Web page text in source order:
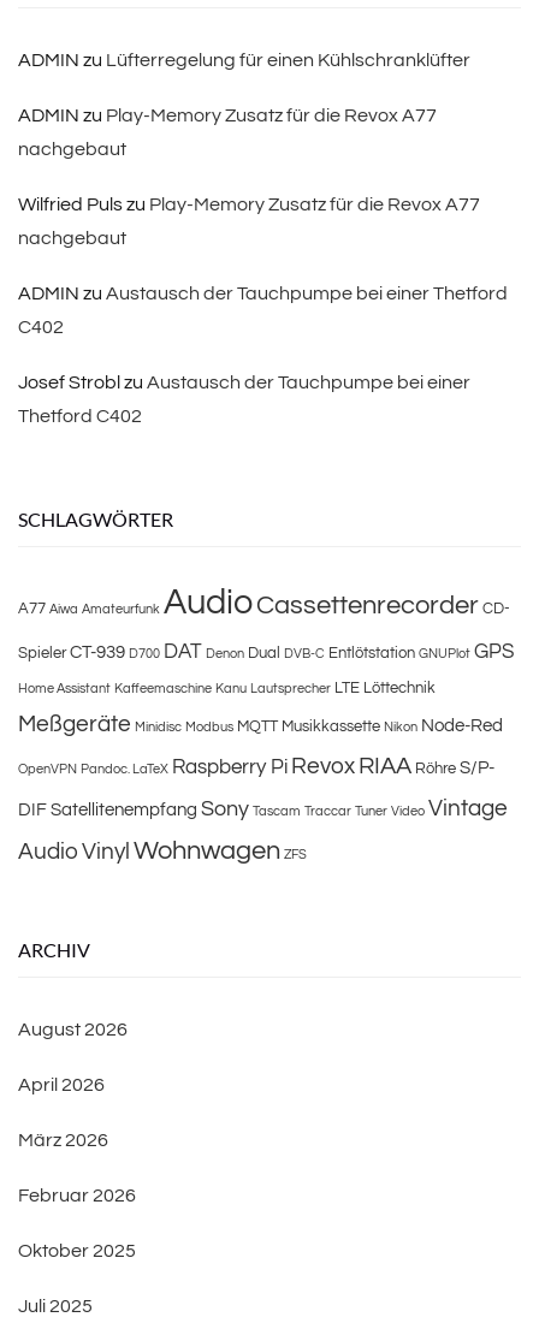
ADMIN zu Lüfterregelung für einen Kühlschranklüfter
ADMIN zu Play-Memory Zusatz für die Revox A77
nachgebaut
Wilfried Pulszu Play-Memory Zusatz für die Revox A77
nachgebaut
ADMIN zu Austausch der Tauchpumpe bei einer Thetford
C402
Josef Stroblzu Austausch der Tauchpumpe bei einer
Thetford C402
SCHLAGWÖRTER
A77 Aiwa Amateurfunk AudioCassettenrecorder CD-
Spieler CT-939 D700 DAT Denon Dual DVB-C Entlötstation GNUPlot GPS
Home Assistant Kaffeemaschine Kanu Lautsprecher LTE Löttechnik
Meßgeräte Minidisc Modbus MQTT Musikkassette Nikon Node-Red
OpenVPN Pandoc. LaTeX Raspberry Pi Revox RIAA Röhre S/P-
DIFSatellitenempfang Sony Tascam Traccar Tuner Video Vintage
Audio Vinyl Wohnwagen ZFS
ARCHIV
August 2026
April 2026
März 2026
Februar 2026
Oktober 2025
Juli 2025